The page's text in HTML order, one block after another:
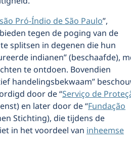
Pró-Índio de São Paulo”,
tegen de poging van de
splitsen in degenen die hun
indianen” (beschaafde),
te ontdoen. Bovendien
handelingsbekwaam”
door de “Serviço de
en later door de “Fundação
Stichting), die tijdens de
in het voordeel vaninheemse